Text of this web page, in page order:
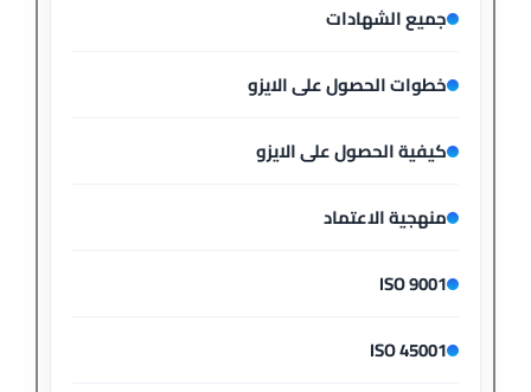
جميع الشهادات
خطوات الحصول على الايزو
كيفية الحصول على الايزو
منهجية الاعتماد
ISO 9001
ISO 45001